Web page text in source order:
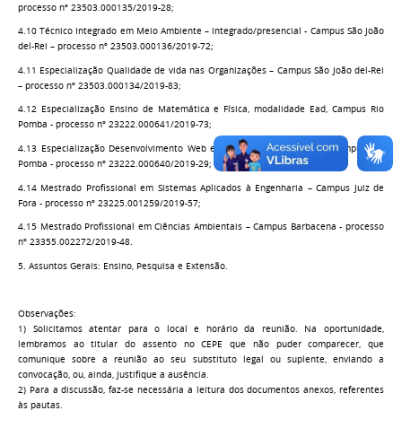
processo nº 23503.000135/2019-28;
4.10 Técnico Integrado em Meio Ambiente – integrado/presencial - Campus São João
del-Rei – processo nº 23503.000136/2019-72;
4.11 Especialização Qualidade de vida nas Organizações – Campus São João del-Rei
– processo nº 23503.000134/2019-83;
4.12 Especialização Ensino de Matemática e Física, modalidade Ead, Campus Rio
Pomba - processo nº 23222.000641/2019-73;
4.13 Especialização Desenvolvimento Web e Mobile, modalidade Ead, Campus Rio
Pomba - processo nº 23222.000640/2019-29;
4.14 Mestrado Profissional em Sistemas Aplicados à Engenharia – Campus Juiz de
Fora - processo nº 23225.001259/2019-57;
4.15 Mestrado Profissional em Ciências Ambientais – Campus Barbacena - processo
nº 23355.002272/2019-48.
5. Assuntos Gerais: Ensino, Pesquisa e Extensão.
Observações:
1) Solicitamos atentar para o local e horário da reunião. Na oportunidade,
lembramos ao titular do assento no CEPE que não puder comparecer, que
comunique sobre a reunião ao seu substituto legal ou suplente, enviando a
convocação, ou, ainda, justifique a ausência.
2) Para a discussão, faz-se necessária a leitura dos documentos anexos, referentes
às pautas.